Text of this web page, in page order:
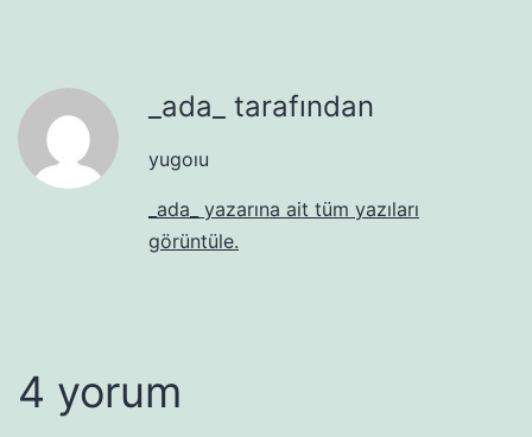
_ada_ tarafından
yugoıu
_ada_ yazarına ait tüm yazıları
görüntüle.
4 yorum